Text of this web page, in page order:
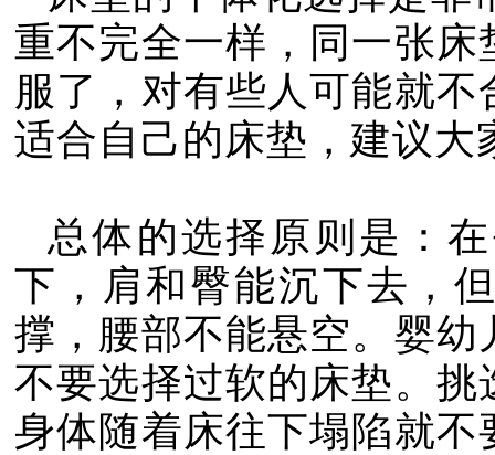
重不完全一样，同一张
服了，对有些人可能就
适合自己的床垫，建议
总体的选择原则是：
下，肩和臀能沉下去，
撑，腰部不能悬空。婴
不要选择过软的床垫。
身体随着床往下塌陷就